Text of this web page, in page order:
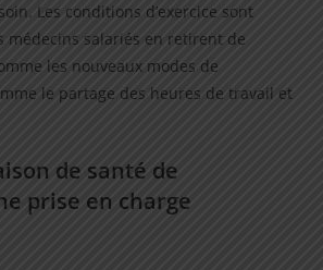
Les conditions d’exercice sont
médecins salariés en retirent de
les nouveaux modes de
le partage des heures de travail et
de santé de
prise en charge